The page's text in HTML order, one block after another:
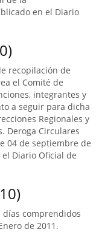
en el Diario
recopilación de
el Comité de
integrantes y
a seguir para dicha
Regionales y
Deroga Circulares
04 de septiembre de
Diario Oficial de
días comprendidos
de 2011.